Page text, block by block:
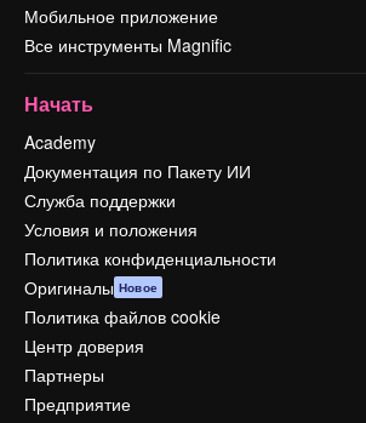
Мобильное приложение
Все инструменты Magnific
Начать
Academy
Документация по Пакету ИИ
Служба поддержки
Условия и положения
Политика конфиденциальности
Оригиналы Новое
Политика файлов cookie
Центр доверия
Партнеры
Предприятие